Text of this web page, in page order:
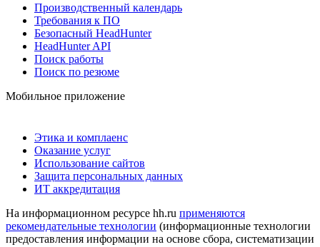
Производственный календарь
Требования к ПО
Безопасный HeadHunter
HeadHunter API
Поиск работы
Поиск по резюме
Мобильное приложение
Этика и комплаенс
Оказание услуг
Использование сайтов
Защита персональных данных
ИТ аккредитация
На информационном ресурсе hh.ru применяются
рекомендательные технологии (информационные технологии
предоставления информации на основе сбора, систематизации